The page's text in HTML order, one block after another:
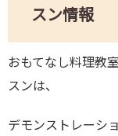
スン情報
おもてなし料理教
スンは、
デモンストレーシ